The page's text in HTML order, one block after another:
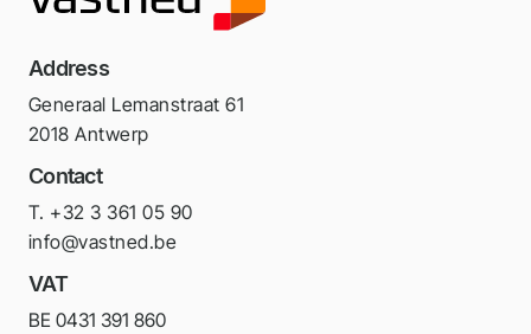
Address
Generaal Lemanstraat 61
2018 Antwerp
Contact
T. +32 3 361 05 90
info@vastned.be
VAT
BE 0431 391 860